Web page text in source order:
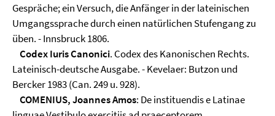
Gespräche; ein Versuch, die Anfänger in der lateinischen
Umgangssprache durch einen natürlichen Stufengang zu
üben. - Innsbruck 1806.
Codex Iuris Canonici. Codex des Kanonischen Rechts.
Lateinisch-deutsche Ausgabe. - Kevelaer: Butzon und
Bercker 1983 (Can. 249 u. 928).
COMENIUS, Joannes Amos: De instituendis e Latinae